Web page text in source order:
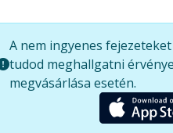
A nem ingyenes fejezeteket
tudod meghallgatni
megvásárlása esetén.